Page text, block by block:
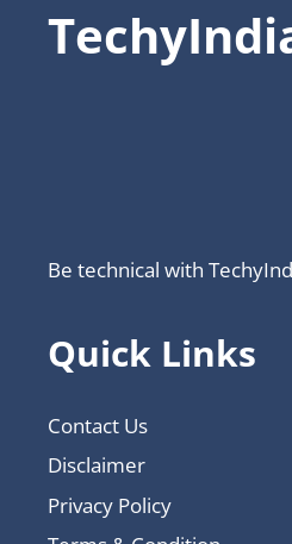
Be technical with
Quick Links
Contact Us
Disclaimer
Privacy Policy